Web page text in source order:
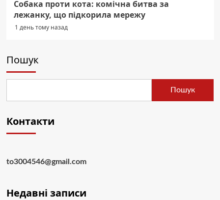
Собака проти кота: комічна битва за
лежанку, що підкорила мережу
1 день тому назад
Пошук
Пошук
Контакти
to3004546@gmail.com
Недавні записи